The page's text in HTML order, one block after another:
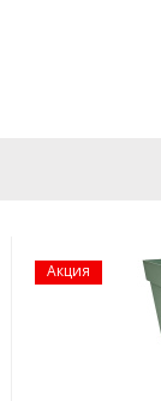
Акция